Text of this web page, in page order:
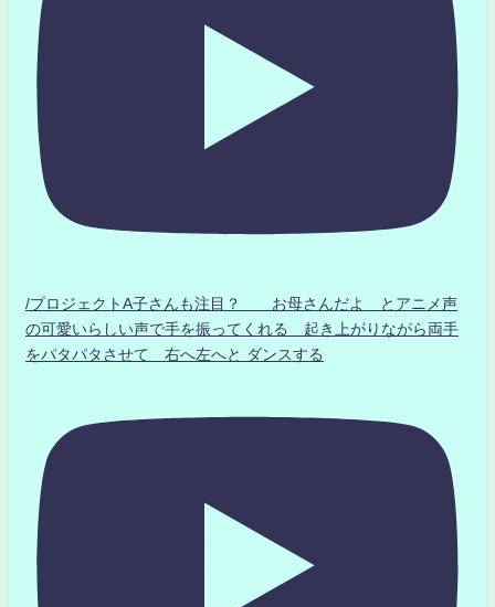
/プロジェクトA子さんも注目？ お母さんだよ とアニメ声
の可愛いらしい声で手を振ってくれる 起き上がりながら両手
をパタパタさせて 右へ左へと ダンスする